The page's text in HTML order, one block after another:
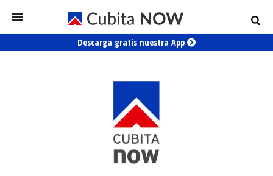
Descarga gratis nuestra App